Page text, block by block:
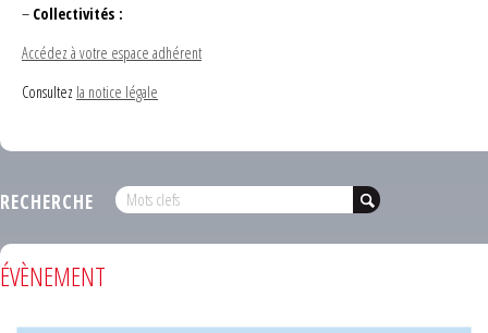
– Collectivités :
Accédez à votre espace adhérent
Consultez la notice légale
RECHERCHE
ÉVÈNEMENT